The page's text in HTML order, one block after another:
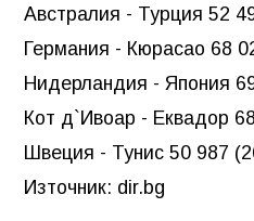
Австралия - Турция 52
Германия - Кюрасао 68
Нидерландия - Япония
Кот д`Ивоар - Еквадор
Швеция - Тунис 50 987
Източник: dir.bg